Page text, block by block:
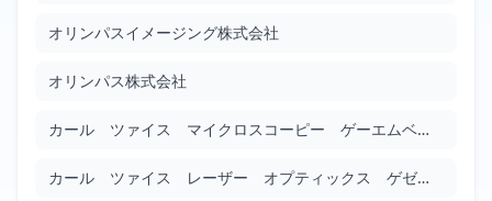
JP2010087560
Filed: 4/15/2010Granted: 12/7/2012967 days
光学顕微鏡
オリンパスイメージング株式会社
オリンパス株式会社
カール ツァイス マイクロスコーピー ゲーエムベーハー
カール ツァイス レーザー オプティックス ゲゼルシャフト ミット ベシュレンクテル ハフツング